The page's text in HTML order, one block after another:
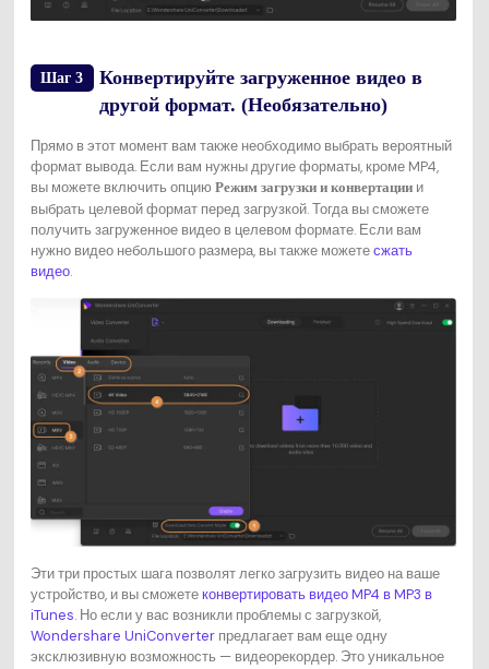
Шаг 3
Конвертируйте загруженное видео в
другой формат. (Необязательно)
Прямо в этот момент вам также необходимо выбрать вероятный
формат вывода. Если вам нужны другие форматы, кроме MP4,
вы можете включить опцию Режим загрузки и конвертациии
выбрать целевой формат перед загрузкой. Тогда вы сможете
получить загруженное видео в целевом формате. Если вам
нужно видео небольшого размера, вы также можетесжать
видео.
Эти три простых шага позволят легко загрузить видео на ваше
устройство, и вы сможетеконвертировать видео MP4 в MP3 в
iTunes. Но если у вас возникли проблемы с загрузкой,
Wondershare UniConverter предлагает вам еще одну
эксклюзивную возможность — видеорекордер. Это уникальное